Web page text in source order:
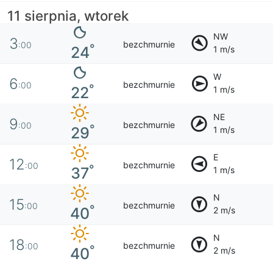
11 sierpnia, wtorek
3:00 24° bezchmurnie
NW
1 m/s
6:00 22° bezchmurnie
W
1 m/s
9:00 29° bezchmurnie
NE
1 m/s
12:00 37° bezchmurnie
E
1 m/s
15:00 40° bezchmurnie
N
2 m/s
18:00 40° bezchmurnie
N
2 m/s